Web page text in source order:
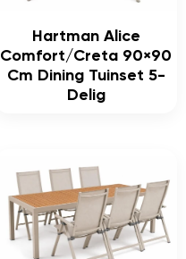
Hartman Alice
Comfort/Creta 90×90
Cm Dining Tuinset 5-
Delig